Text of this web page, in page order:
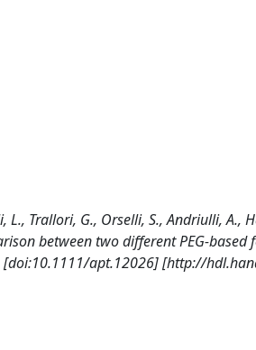
L., Trallori, G., Orselli, S., Andriulli, A.,
between two different PEG-based
[doi:10.1111/apt.12026] [http://